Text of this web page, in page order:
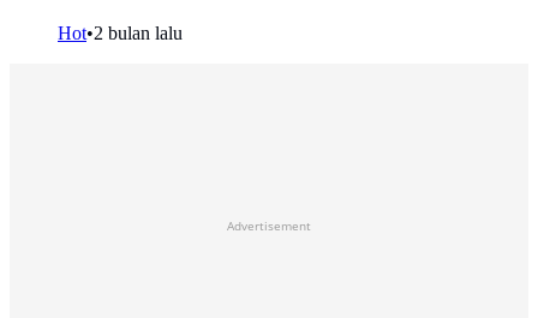
Hot•2 bulan lalu
Advertisement